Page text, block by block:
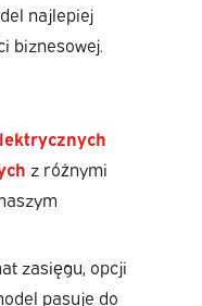
najlepiej
biznesowej.
z różnymi
zasięgu, opcji
pasuje do